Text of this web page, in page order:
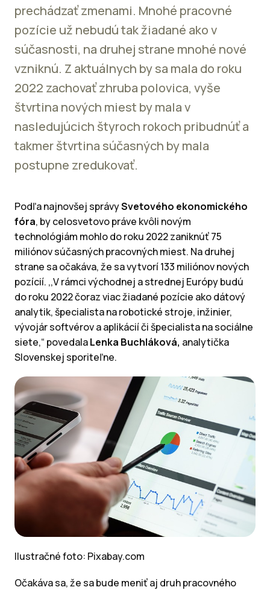
prechádzať zmenami. Mnohé pracovné
pozície už nebudú tak žiadané ako v
súčasnosti, na druhej strane mnohé nové
vzniknú. Z aktuálnych by sa mala do roku
2022 zachovať zhruba polovica, vyše
štvrtina nových miest by mala v
nasledujúcich štyroch rokoch pribudnúť a
takmer štvrtina súčasných by mala
postupne zredukovať.
Podľa najnovšej správySvetového ekonomického
fóra, by celosvetovo práve kvôli novým
technológiám mohlo do roku 2022 zaniknúť 75
miliónov súčasných pracovných miest. Na druhej
strane sa očakáva, že sa vytvorí 133 miliónov nových
pozícií. ,,V rámci východnej a strednej Európy budú
do roku 2022 čoraz viac žiadané pozície ako dátový
analytik, špecialista na robotické stroje, inžinier,
vývojár softvérov a aplikácií či špecialista na sociálne
siete,“ povedalaLenka Buchláková, analytička
Slovenskej sporiteľne.
Ilustračné foto: Pixabay.com
Očakáva sa, že sa bude meniť aj druh pracovného